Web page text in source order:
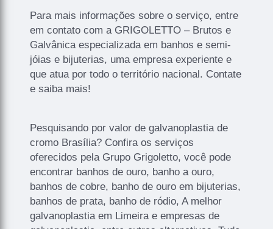
Para mais informações sobre o serviço, entre
em contato com a GRIGOLETTO – Brutos e
Galvânica especializada em banhos e semi-
jóias e bijuterias, uma empresa experiente e
que atua por todo o território nacional. Contate
e saiba mais!
Pesquisando por valor de galvanoplastia de
cromo Brasília? Confira os serviços
oferecidos pela Grupo Grigoletto, você pode
encontrar banhos de ouro, banho a ouro,
banhos de cobre, banho de ouro em bijuterias,
banhos de prata, banho de ródio, A melhor
galvanoplastia em Limeira e empresas de